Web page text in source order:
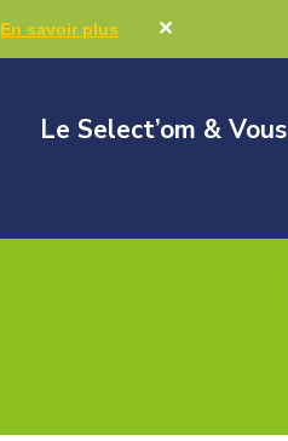
En savoir plus ✕
Le Select’om & Vous